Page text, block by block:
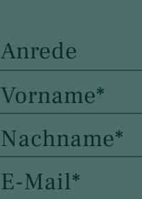
Anrede